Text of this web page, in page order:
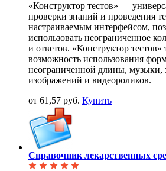
«Конструктор тестов» —
проверки знаний и проведения
настраиваемым интерфейсом,
использовать неограниченное
и ответов. «Конструктор
возможность использования
неограниченной длины, музыки,
изображений и видеороликов.
от 61,57 руб. Купить
Справочник лекарственных